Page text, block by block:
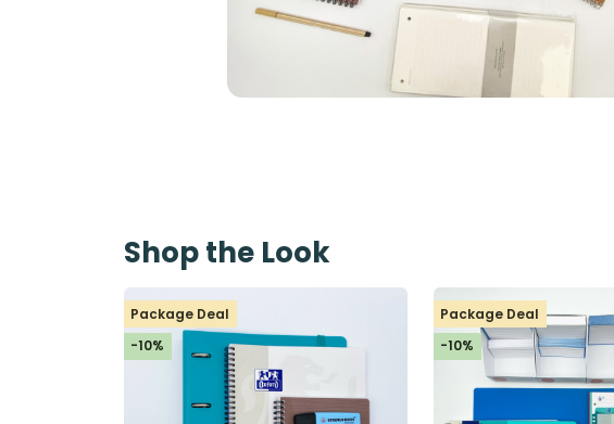
Shop the Look
Package Deal
-10%
Package Deal
-10%